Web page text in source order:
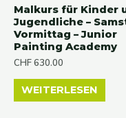
Malkurs für Kinder
Jugendliche –
Vormittag – Junior
Painting Academy
CHF630.00
WEITERLESEN